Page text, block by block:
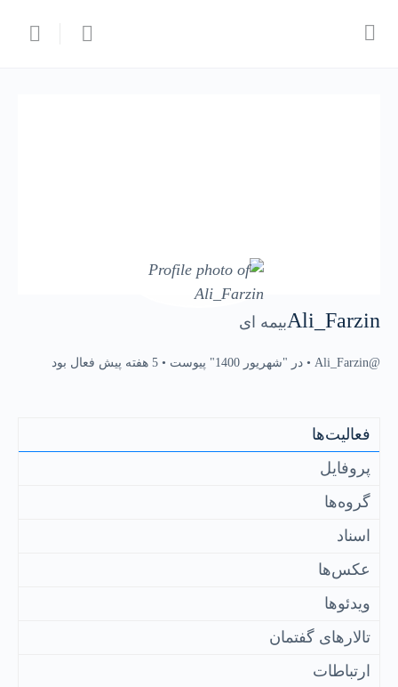
Ali_Farzinبیمه ای
@Ali_Farzin
• در "شهریور 1400" پیوست •
فعالیت‌‌ها
پروفایل
گروه‌ها
اسناد
عکس‌ها
ویدئوها
تالارهای گفتمان
ارتباطات